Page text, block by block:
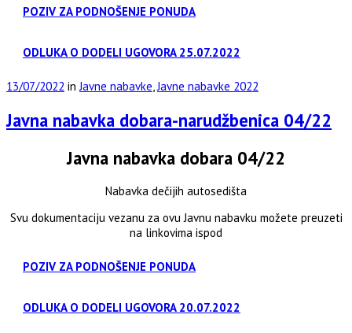
POZIV ZA PODNOŠENJE PONUDA
ODLUKA O DODELI UGOVORA 25.07.2022
13/07/2022 inJavne nabavke,Javne nabavke 2022
Javna nabavka dobara-narudžbenica 04/22
Javna nabavka dobara 04/22
Nabavka dečijih autosedišta
Svu dokumentaciju vezanu za ovu Javnu nabavku možete preuzeti
na linkovima ispod
POZIV ZA PODNOŠENJE PONUDA
ODLUKA O DODELI UGOVORA 20.07.2022